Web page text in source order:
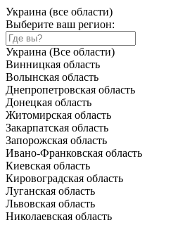
Украина (все области)
Выберите ваш регион:
Украина (Все области)
Винницкая область
Волынская область
Днепропетровская область
Донецкая область
Житомирская область
Закарпатская область
Запорожская область
Ивано-Франковская область
Киевская область
Кировоградская область
Луганская область
Львовская область
Николаевская область